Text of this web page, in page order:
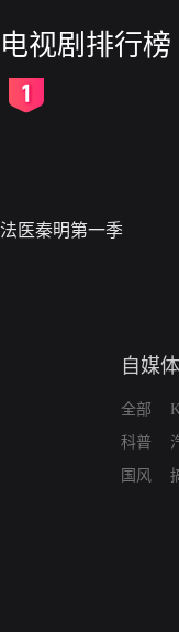
电视剧排行榜
法医秦明第一季
自媒体
全部
科普
国风